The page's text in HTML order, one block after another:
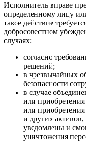
Исполнитель вправе
определенному лицу
такое действие
добросовестном
случаях:
согласно
решений;
в чрезвычайных
безопасности
в случае
или
или
и других активов,
уведомлены и
уничтожения